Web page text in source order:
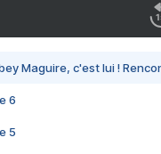
Maguire, c'est lui !
6
5